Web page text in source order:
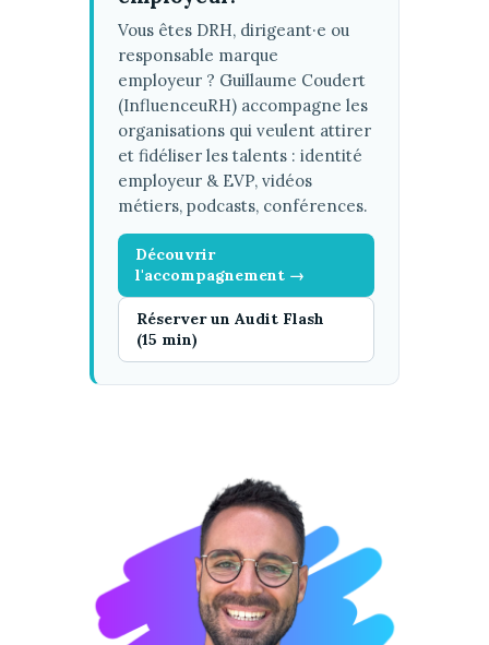
Vous êtes DRH, dirigeant·e ou
responsable marque
employeur ? Guillaume Coudert
(InfluenceuRH) accompagne les
organisations qui veulent attirer
et fidéliser les talents : identité
employeur & EVP, vidéos
métiers, podcasts, conférences.
Découvrir
l'accompagnement →
Réserver un Audit Flash
(15 min)